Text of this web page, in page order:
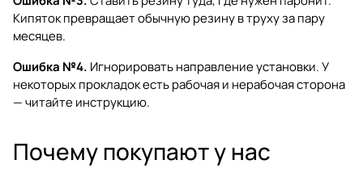
Кипяток превращает обычную резину в труху за пару
месяцев.
Ошибка №4. Игнорировать направление установки. У
некоторых прокладок есть рабочая и нерабочая сторона
— читайте инструкцию.
Почему покупают у нас